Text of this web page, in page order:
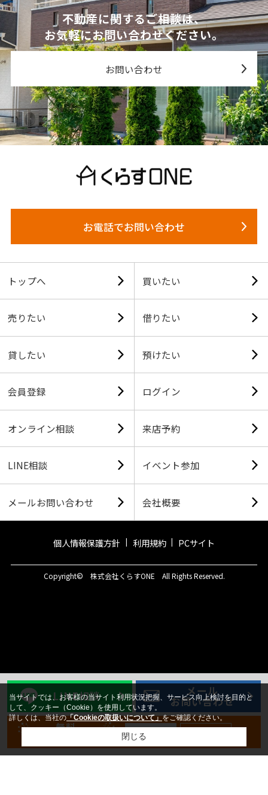
不動産に関するご相談は、
お気軽にお問い合わせください。
お問い合わせ
お電話でお問い合わせ
トップへ 買いたい
売りたい 借りたい
貸したい 預けたい
会員登録 ログイン
オンライン相談 来店予約
LINE相談 イベント参加
メールお問い合わせ 会社概要
個人情報保護方針 利用規約 PCサイト
LINE相談 メール
お問い合わせ
無料 新規登録
Copyright© 株式会社くらすONE All Rights Reserved.
当サイトでは、お客様の当サイト利用状況把握、サービス向上検討を目的と
して、クッキー（Cookie）を使用しています。
詳しくは、当社の「Cookieの取扱いについて」をご確認ください。
閉じる